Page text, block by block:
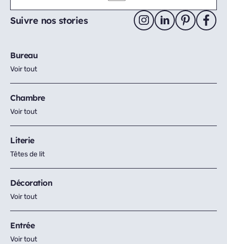
Suivre nos stories
Bureau
Voir tout
Chambre
Voir tout
Literie
Têtes de lit
Décoration
Voir tout
Entrée
Voir tout